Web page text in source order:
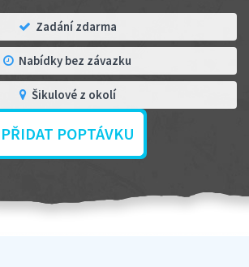
Zadání zdarma
Nabídky bez závazku
Šikulové z okolí
PŘIDAT POPTÁVKU